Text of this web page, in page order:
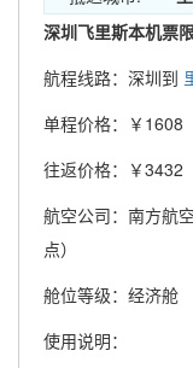
深圳飞里斯本机票
航程线路：深圳到
单程价格：￥1608
往返价格：￥3432
航空公司：南方航
点）
舱位等级：经济舱
使用说明：